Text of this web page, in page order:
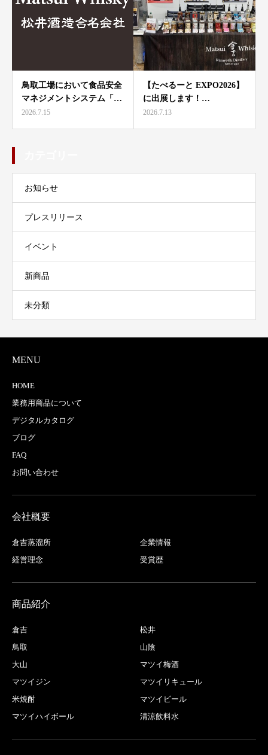
鳥取工場において食品安全
マネジメントシステム「…
2026.7.15
【たべるーと EXPO2026】
に出展します！…
2026.7.13
お知らせ
プレスリリース
イベント
新商品
未分類
MENU
HOME
業務用商品について
デジタルカタログ
ブログ
FAQ
お問い合わせ
会社概要
倉吉蒸溜所
企業情報
経営理念
受賞歴
商品紹介
倉吉
松井
鳥取
山陰
大山
マツイ梅酒
マツイジン
マツイリキュール
米焼酎
マツイビール
マツイハイボール
清涼飲料水